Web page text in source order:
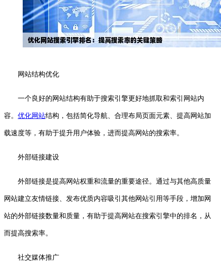
网站结构优化
一个良好的网站结构有助于搜索引擎更好地抓取和索引网站内
容。 优化网站结构，包括简化导航、合理布局页面元素、提高网站加
载速度等，有助于提升用户体验，进而提高网站的搜索率。
外部链接建设
外部链接是提高网站权重和流量的重要途径。通过与其他高质量
网站建立友情链接、发布优质内容吸引其他网站引用等手段，增加网
站的外部链接数量和质量，有助于提高网站在搜索引擎中的排名，从
而提高搜索率。
社交媒体推广